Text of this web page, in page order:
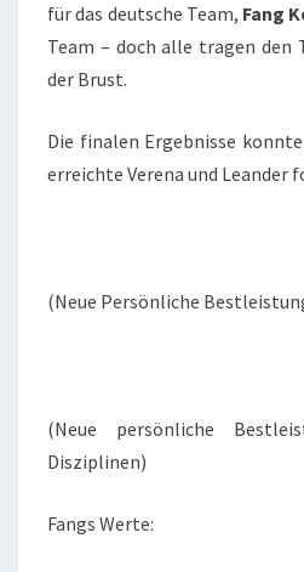
für das deutsche Team, Fang
Team – doch alle tragen den
der Brust.
Die finalen Ergebnisse
erreichte Verena und Leander
(Neue Persönliche
(Neue persönliche
Disziplinen)
Fangs Werte: